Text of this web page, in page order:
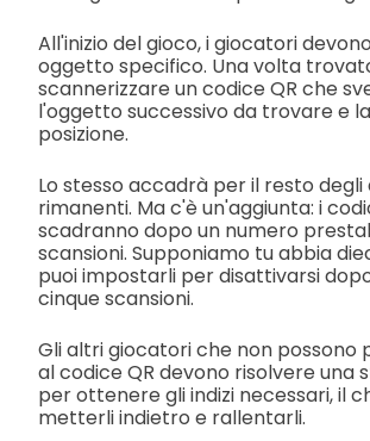
All'inizio del gioco, i giocatori
oggetto specifico. Una volta
scannerizzare un codice QR che
l'oggetto successivo da trovare e
posizione.
Lo stesso accadrà per il resto
rimanenti. Ma c'è un'aggiunta: i
scadranno dopo un numero
scansioni. Supponiamo tu abbia
puoi impostarli per disattivarsi
cinque scansioni.
Gli altri giocatori che non possono
al codice QR devono risolvere una
per ottenere gli indizi necessari, il
metterli indietro e rallentarli.